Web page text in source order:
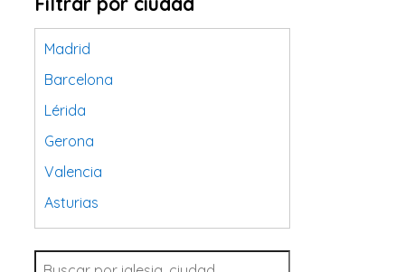
Madrid
Barcelona
Lérida
Gerona
Valencia
Asturias
Tarragona
Navarra